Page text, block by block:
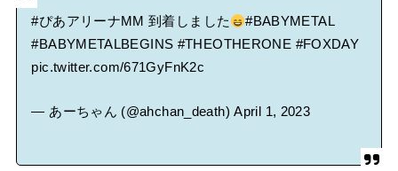
#ぴあアリーナMM 到着しました
#BABYMETAL
#BABYMETALBEGINS #THEOTHERONE #FOXDAY
pic.twitter.com/671GyFnK2c
— あーちゃん (@ahchan_death)April 1, 2023